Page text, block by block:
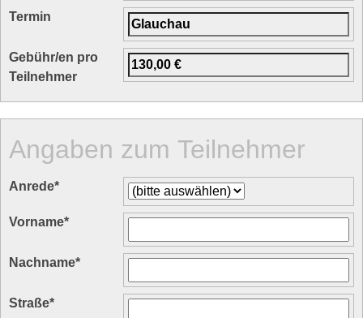
Termin
Gebühr/en pro
Teilnehmer
Angaben zum Teilnehmer
Anrede*
Vorname*
Nachname*
Straße*